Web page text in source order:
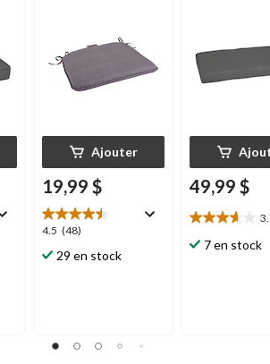
Ajouter
19,99 $
4.5 (48)
4.5
étoile(s)
sur
29 en stock
49,99 $
3.7
étoile(s)
7 en stock